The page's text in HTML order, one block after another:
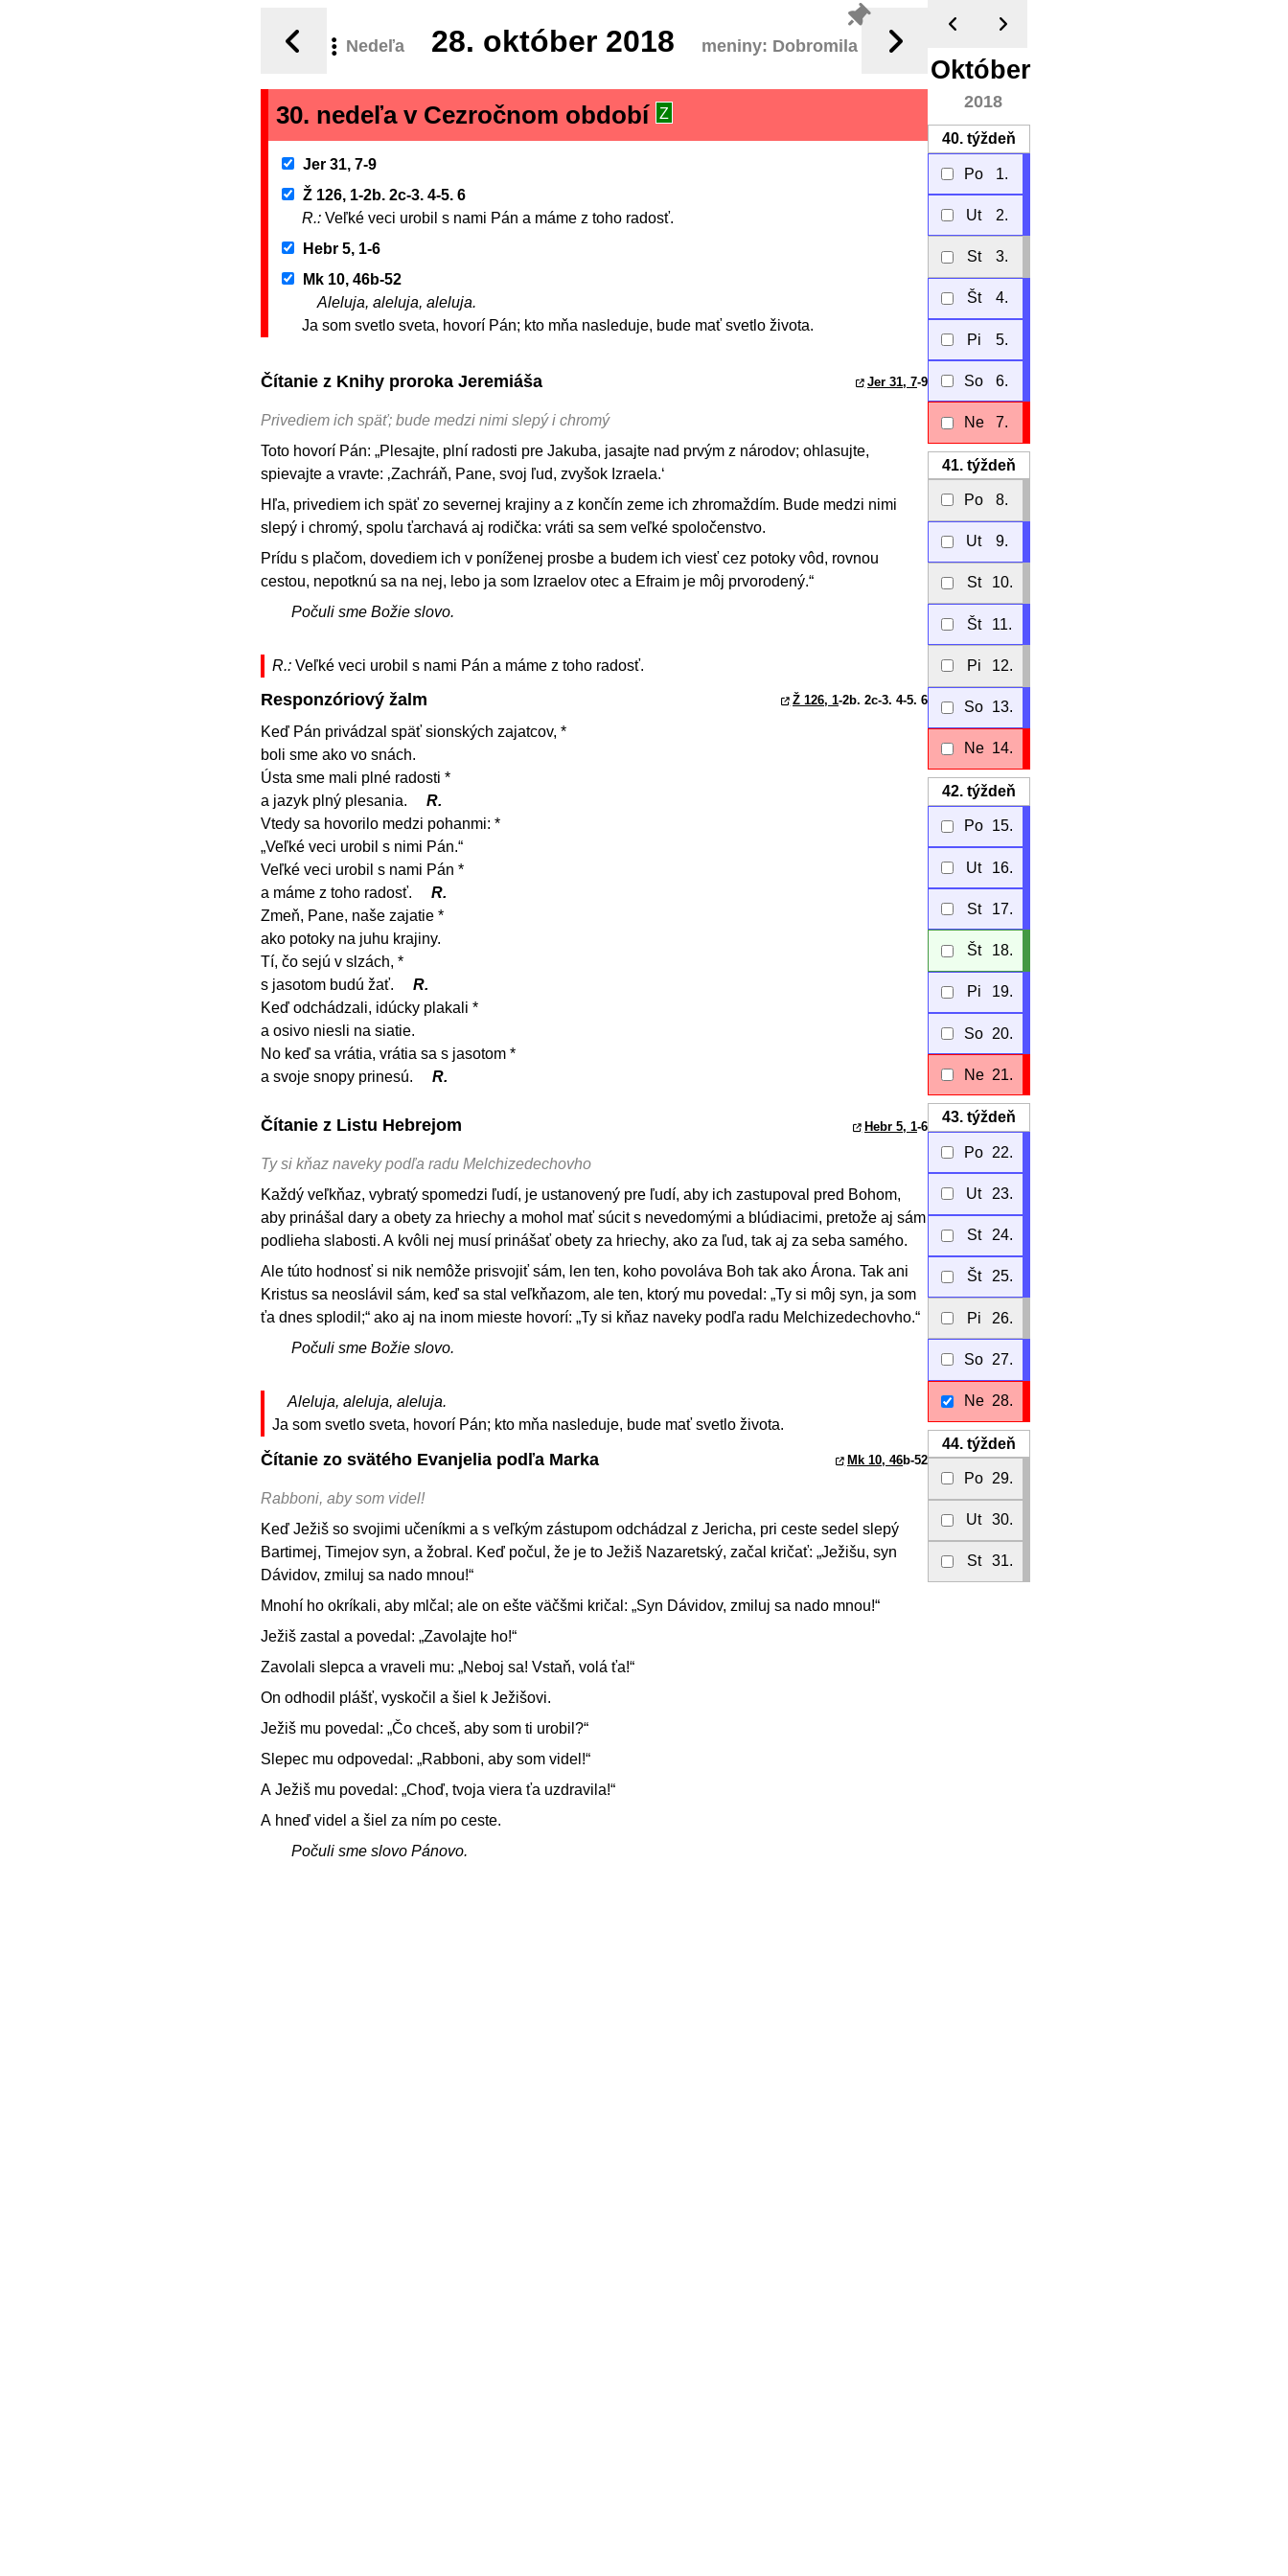
Nedeľa 28. október 2018 meniny: Dobromila
30. nedeľa v Cezročnom období Z
Jer 31, 7-9
Ž 126, 1-2b. 2c-3. 4-5. 6
R.: Veľké veci urobil s nami Pán a máme z toho radosť.
Hebr 5, 1-6
Mk 10, 46b-52
Aleluja, aleluja, aleluja.
Ja som svetlo sveta, hovorí Pán; kto mňa nasleduje, bude mať svetlo života.
Čítanie z Knihy proroka Jeremiáša Jer 31, 7-9
Privediem ich späť; bude medzi nimi slepý i chromý
Toto hovorí Pán: „Plesajte, plní radosti pre Jakuba, jasajte nad prvým z národov; ohlasujte,
spievajte a vravte: ‚Zachráň, Pane, svoj ľud, zvyšok Izraela.‘
Hľa, privediem ich späť zo severnej krajiny a z končín zeme ich zhromaždím. Bude medzi nimi
slepý i chromý, spolu ťarchavá aj rodička: vráti sa sem veľké spoločenstvo.
Prídu s plačom, dovediem ich v poníženej prosbe a budem ich viesť cez potoky vôd, rovnou
cestou, nepotknú sa na nej, lebo ja som Izraelov otec a Efraim je môj prvorodený.“
Počuli sme Božie slovo.
R.: Veľké veci urobil s nami Pán a máme z toho radosť.
Responzóriový žalm Ž 126, 1-2b. 2c-3. 4-5. 6
Keď Pán privádzal späť sionských zajatcov, *
boli sme ako vo snách.
Ústa sme mali plné radosti *
a jazyk plný plesania.
R.
Vtedy sa hovorilo medzi pohanmi: *
„Veľké veci urobil s nimi Pán.“
Veľké veci urobil s nami Pán *
a máme z toho radosť.
R.
Zmeň, Pane, naše zajatie *
ako potoky na juhu krajiny.
Tí, čo sejú v slzách, *
s jasotom budú žať.
R.
Keď odchádzali, idúcky plakali *
a osivo niesli na siatie.
No keď sa vrátia, vrátia sa s jasotom *
a svoje snopy prinesú.
R.
Čítanie z Listu Hebrejom Hebr 5, 1-6
Ty si kňaz naveky podľa radu Melchizedechovho
Každý veľkňaz, vybratý spomedzi ľudí, je ustanovený pre ľudí, aby ich zastupoval pred Bohom,
aby prinášal dary a obety za hriechy a mohol mať súcit s nevedomými a blúdiacimi, pretože aj sám
podlieha slabosti. A kvôli nej musí prinášať obety za hriechy, ako za ľud, tak aj za seba samého.
Ale túto hodnosť si nik nemôže prisvojiť sám, len ten, koho povoláva Boh tak ako Árona. Tak ani
Kristus sa neoslávil sám, keď sa stal veľkňazom, ale ten, ktorý mu povedal: „Ty si môj syn, ja som
ťa dnes splodil;“ ako aj na inom mieste hovorí: „Ty si kňaz naveky podľa radu Melchizedechovho.“
Počuli sme Božie slovo.
Aleluja, aleluja, aleluja.
Ja som svetlo sveta, hovorí Pán; kto mňa nasleduje, bude mať svetlo života.
Čítanie zo svätého Evanjelia podľa Marka Mk 10, 46b-52
Rabboni, aby som videl!
Keď Ježiš so svojimi učeníkmi a s veľkým zástupom odchádzal z Jericha, pri ceste sedel slepý
Bartimej, Timejov syn, a žobral. Keď počul, že je to Ježiš Nazaretský, začal kričať: „Ježišu, syn
Dávidov, zmiluj sa nado mnou!“
Mnohí ho okríkali, aby mlčal; ale on ešte väčšmi kričal: „Syn Dávidov, zmiluj sa nado mnou!“
Ježiš zastal a povedal: „Zavolajte ho!“
Zavolali slepca a vraveli mu: „Neboj sa! Vstaň, volá ťa!“
On odhodil plášť, vyskočil a šiel k Ježišovi.
Ježiš mu povedal: „Čo chceš, aby som ti urobil?“
Slepec mu odpovedal: „Rabboni, aby som videl!“
A Ježiš mu povedal: „Choď, tvoja viera ťa uzdravila!“
A hneď videl a šiel za ním po ceste.
Počuli sme slovo Pánovo.
Október
2018
40.týždeň
Po 1.
Ut 2.
St 3.
Št 4.
Pi 5.
So 6.
Ne 7.
41.týždeň
Po 8.
Ut 9.
St 10.
Št 11.
Pi 12.
So 13.
Ne 14.
42.týždeň
Po 15.
Ut 16.
St 17.
Št 18.
Pi 19.
So 20.
Ne 21.
43.týždeň
Po 22.
Ut 23.
St 24.
Št 25.
Pi 26.
So 27.
Ne 28.
44.týždeň
Po 29.
Ut 30.
St 31.